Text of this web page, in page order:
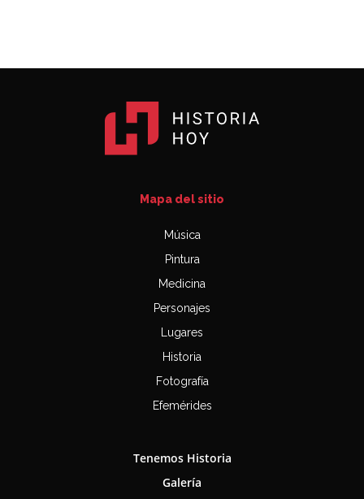
Mapa del sitio
Música
Pintura
Medicina
Personajes
Lugares
Historia
Fotografía
Efemérides
Tenemos Historia
Galería